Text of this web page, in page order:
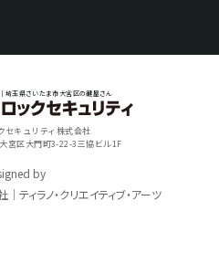
埼玉県さいたま市大宮区の鍵屋さん
セキュリティ株式会社
宮区大門町3-22-3三協ビル1F
by
ィラノ・クリエイティブ・アーツ